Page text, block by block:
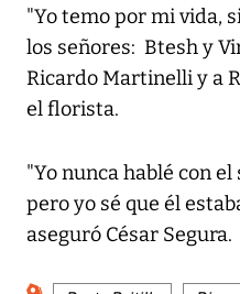
"Yo temo por mi vida,
los señores: Btesh y
Ricardo Martinelli y a
el florista.
"Yo nunca hablé con
pero yo sé que él
aseguró César Segura.